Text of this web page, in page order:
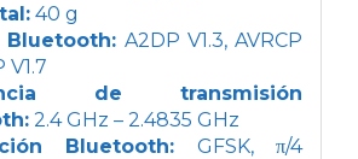
40 g
Bluetooth: A2DP V1.3, AVRCP
V1.7
de transmisión
2.4 GHz – 2.4835 GHz
Bluetooth: GFSK, π/4